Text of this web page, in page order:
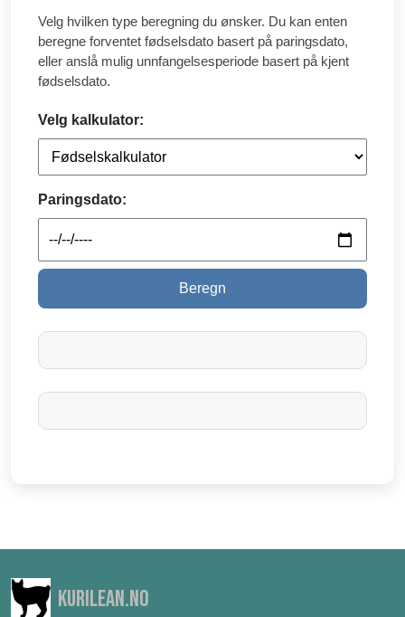
Velg hvilken type beregning du ønsker. Du kan enten
beregne forventet fødselsdato basert på paringsdato,
eller anslå mulig unnfangelsesperiode basert på kjent
fødselsdato.
Velg kalkulator:
Paringsdato:
Beregn
Kurilean.no